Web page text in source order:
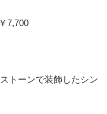
￥7,700
トーンで装飾したシン